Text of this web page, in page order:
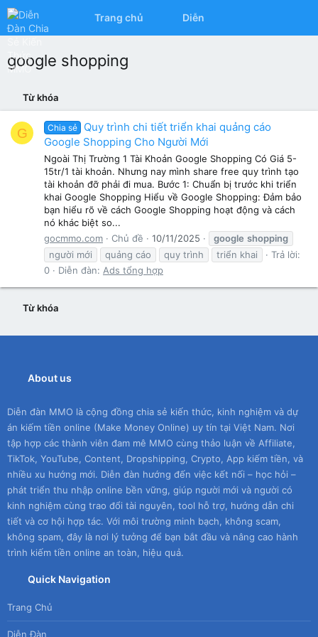
Trang chủ Diễn đàn
google shopping
Từ khóa
G Chia sẻ
Quy trình chi tiết triển khai quảng cáo
Google Shopping Cho Người Mới
Ngoài Thị Trường 1 Tài Khoản Google Shopping Có Giá 5-
15tr/1 tài khoản. Nhưng nay mình share free quy trình tạo
tài khoản đỡ phải đi mua. Bước 1: Chuẩn bị trước khi triển
khai Google Shopping Hiểu về Google Shopping: Đảm bảo
bạn hiểu rõ về cách Google Shopping hoạt động và cách
nó khác biệt so...
gocmmo.com
Chủ đề 10/11/2025 google shopping
người mới
quảng cáo quy trình triển khai
Trả lời:
0
Diễn đàn: Ads tổng hợp
Từ khóa
About us
Diễn đàn MMO là cộng đồng chia sẻ kiến thức, kinh nghiệm và dự
án kiếm tiền online (Make Money Online) uy tín tại Việt Nam. Nơi
tập hợp các thành viên đam mê MMO cùng thảo luận về Affiliate,
TikTok, YouTube, Content, Dropshipping, Crypto, App kiếm tiền, và
nhiều xu hướng mới. Diễn đàn hướng đến việc kết nối – học hỏi –
phát triển thu nhập online bền vững, giúp người mới và người có
kinh nghiệm cùng trao đổi tài nguyên, tool hỗ trợ, hướng dẫn chi
tiết và cơ hội hợp tác. Với môi trường minh bạch, không scam,
không spam, đây là nơi lý tưởng để bạn bắt đầu và nâng cao hành
trình kiếm tiền online an toàn, hiệu quả.
Quick Navigation
Trang Chủ
Diễn Đàn